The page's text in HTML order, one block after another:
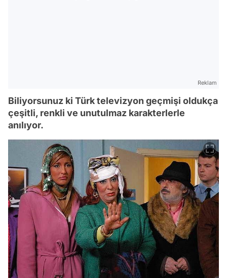
Reklam
Biliyorsunuz ki Türk televizyon geçmişi oldukça
çeşitli, renkli ve unutulmaz karakterlerle
anılıyor.